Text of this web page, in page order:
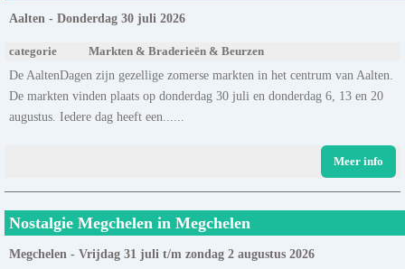
Aalten - Donderdag 30 juli 2026
categorie Markten & Braderieën & Beurzen
De AaltenDagen zijn gezellige zomerse markten in het centrum van Aalten.
De markten vinden plaats op donderdag 30 juli en donderdag 6, 13 en 20
augustus. Iedere dag heeft een......
Meer info
Nostalgie Megchelen in Megchelen
Megchelen - Vrijdag 31 juli t/m zondag 2 augustus 2026